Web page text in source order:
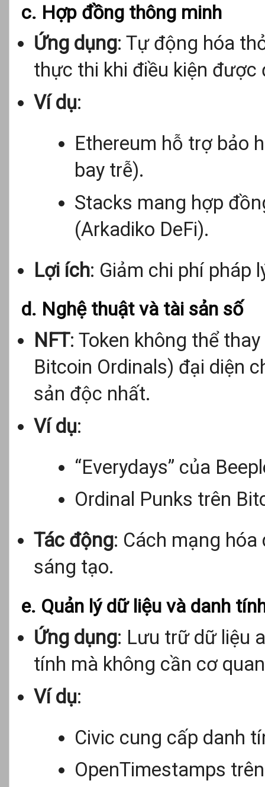
c. Hợp đồng thông minh
Ứng dụng: Tự động hóa
thực thi khi điều kiện được
Ví dụ:
Ethereum hỗ trợ bảo
bay trễ).
Stacks mang hợp
(Arkadiko DeFi).
Lợi ích: Giảm chi phí pháp
d. Nghệ thuật và tài sản số
NFT: Token không thể
Bitcoin Ordinals) đại diện
sản độc nhất.
Ví dụ:
“Everydays” của
Ordinal Punks trên
Tác động: Cách mạng
sáng tạo.
e. Quản lý dữ liệu và danh
Ứng dụng: Lưu trữ dữ liệu
tính mà không cần cơ
Ví dụ:
Civic cung cấp danh
OpenTimestamps